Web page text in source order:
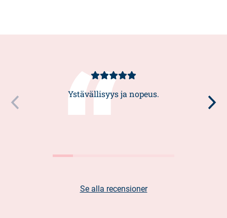
Kundbetyg
5/5
Ystävällisyys ja nopeus.
Se alla recensioner